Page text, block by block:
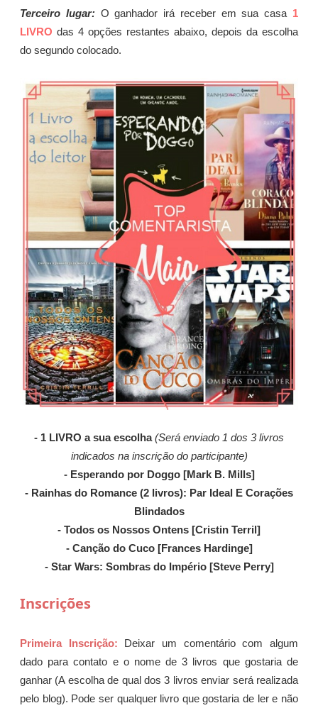
Terceiro lugar: O ganhador irá receber em sua casa 1
LIVRO das 4 opções restantes abaixo, depois da escolha
do segundo colocado.
- 1 LIVRO a sua escolha(Será enviado 1 dos 3 livros
indicados na inscrição do participante)
- Esperando por Doggo [Mark B. Mills]
- Rainhas do Romance (2 livros): Par Ideal E Corações
Blindados
- Todos os Nossos Ontens [Cristin Terril]
- Canção do Cuco [Frances Hardinge]
- Star Wars: Sombras do Império [Steve Perry]
Inscrições
Primeira Inscrição: Deixar um comentário com algum
dado para contato e o nome de 3 livros que gostaria de
ganhar (A escolha de qual dos 3 livros enviar será realizada
pelo blog). Pode ser qualquer livro que gostaria de ler e não